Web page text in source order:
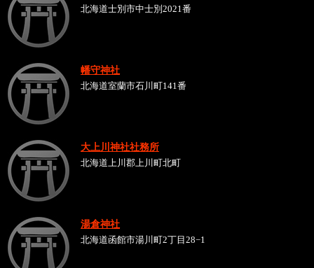
北海道士別市中士別2021番
幡守神社
北海道室蘭市石川町141番
大上川神社社務所
北海道上川郡上川町北町
湯倉神社
北海道函館市湯川町2丁目28−1